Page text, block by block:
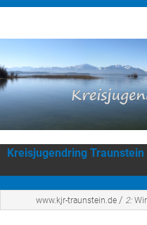
Kreisjugendring Traunstein
KJR Traunstein
www.kjr-traunstein.de / 2: